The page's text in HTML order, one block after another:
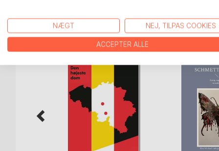
FLERE TITLER HOS
NÆGT NEJ, TILPAS COOKIES
ACCEPTER ALLE